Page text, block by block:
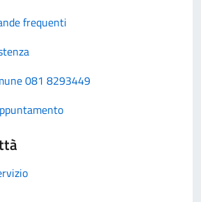
frequenti
081 8293449